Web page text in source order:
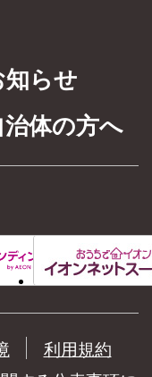
知らせ
治体の方へ
利用規約